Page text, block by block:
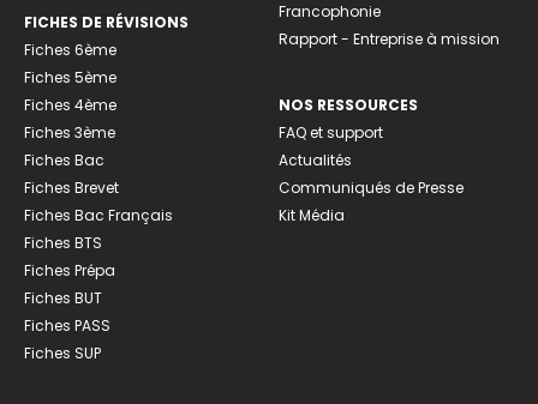
FICHES DE RÉVISIONS
Fiches 6ème
Fiches 5ème
Fiches 4ème
Fiches 3ème
Fiches Bac
Fiches Brevet
Fiches Bac Français
Fiches BTS
Fiches Prépa
Fiches BUT
Fiches PASS
Fiches SUP
Francophonie
Rapport - Entreprise à mission
NOS RESSOURCES
FAQ et support
Actualités
Communiqués de Presse
Kit Média